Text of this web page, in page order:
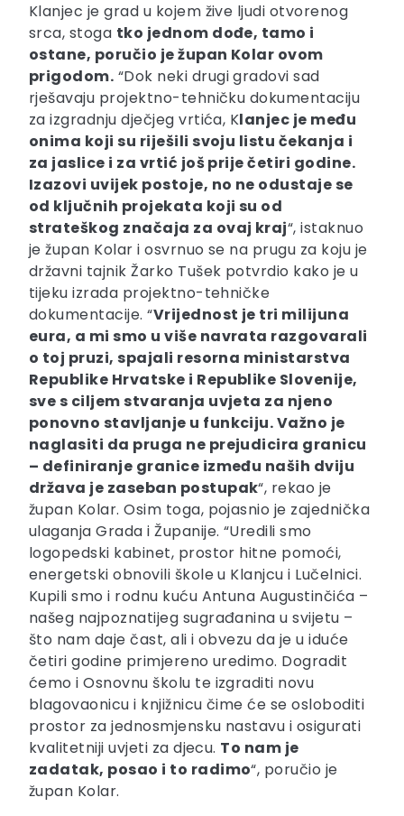
Klanjec je grad u kojem žive ljudi otvorenog
srca, stoga tko jednom dođe, tamo i
ostane, poručio je župan Kolar ovom
prigodom. “Dok neki drugi gradovi sad
rješavaju projektno-tehničku dokumentaciju
za izgradnju dječjeg vrtića, Klanjec je među
onima koji su riješili svoju listu čekanja i
za jaslice i za vrtić još prije četiri godine.
Izazovi uvijek postoje, no ne odustaje se
od ključnih projekata koji su od
strateškog značaja za ovaj kraj“, istaknuo
je župan Kolar i osvrnuo se na prugu za koju je
državni tajnik Žarko Tušek potvrdio kako je u
tijeku izrada projektno-tehničke
dokumentacije. “Vrijednost je tri milijuna
eura, a mi smo u više navrata razgovarali
o toj pruzi, spajali resorna ministarstva
Republike Hrvatske i Republike Slovenije,
sve s ciljem stvaranja uvjeta za njeno
ponovno stavljanje u funkciju. Važno je
naglasiti da pruga ne prejudicira granicu
– definiranje granice između naših dviju
država je zaseban postupak“, rekao je
župan Kolar. Osim toga, pojasnio je zajednička
ulaganja Grada i Županije. “Uredili smo
logopedski kabinet, prostor hitne pomoći,
energetski obnovili škole u Klanjcu i Lučelnici.
Kupili smo i rodnu kuću Antuna Augustinčića –
našeg najpoznatijeg sugrađanina u svijetu –
što nam daje čast, ali i obvezu da je u iduće
četiri godine primjereno uredimo. Dogradit
ćemo i Osnovnu školu te izgraditi novu
blagovaonicu i knjižnicu čime će se osloboditi
prostor za jednosmjensku nastavu i osigurati
kvalitetniji uvjeti za djecu. To nam je
zadatak, posao i to radimo“, poručio je
župan Kolar.